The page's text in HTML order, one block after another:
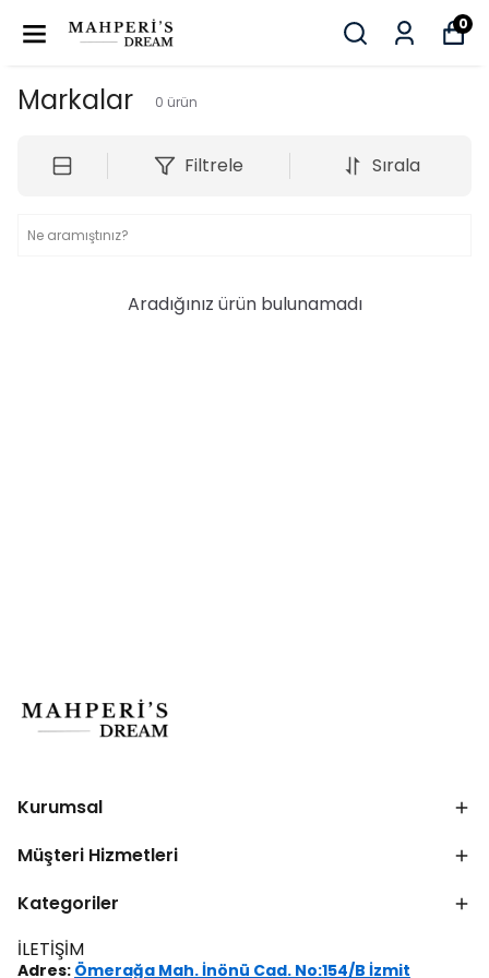
0
Markalar 0 ürün
Filtrele Sırala
Aradığınız ürün bulunamadı
Kurumsal
Müşteri Hizmetleri
Kategoriler
İLETİŞİM
Adres: Ömerağa Mah. İnönü Cad. No:154/B İzmit